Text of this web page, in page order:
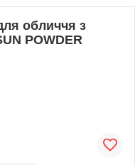
обличчя з
POWDER